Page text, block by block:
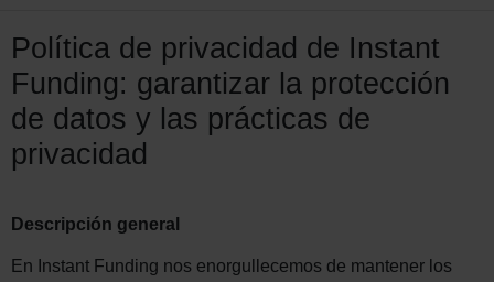
Política de privacidad de Instant
Funding: garantizar la protección
de datos y las prácticas de
privacidad
Descripción general
En Instant Funding nos enorgullecemos de mantener los